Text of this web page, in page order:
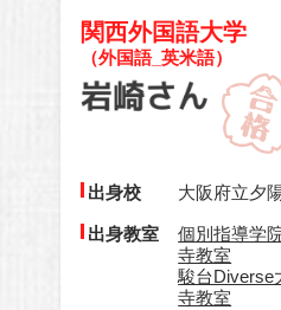
関西外国語大学
（外国語_英米語）
出身校 大阪府立夕
出身教室
個別指導学
寺教室
駿台Diverse
寺教室